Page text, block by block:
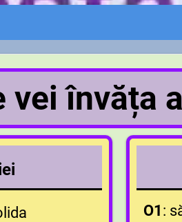
vei învăța
O1 :